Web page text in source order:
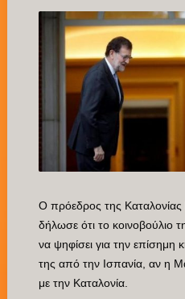
Ο πρόεδρος της Καταλονίας
δήλωσε ότι το κοινοβούλιο
να ψηφίσει για την επίσημη
της από την Ισπανία, αν η
με την Καταλονία.